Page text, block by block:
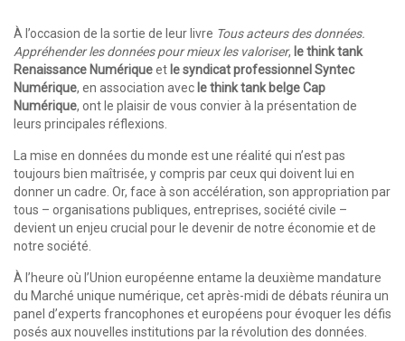
À l’occasion de la sortie de leur livre Tous acteurs des données.
Appréhender les données pour mieux les valoriser, le think tank
Renaissance Numériqueet le syndicat professionnel Syntec
Numérique, en association avec le think tank belgeCap
Numérique, ont le plaisir de vous convier à la présentation de
leurs principales réflexions.
La mise en données du monde est une réalité qui n’est pas
toujours bien maîtrisée, y compris par ceux qui doivent lui en
donner un cadre. Or, face à son accélération, son appropriation par
tous – organisations publiques, entreprises, société civile –
devient un enjeu crucial pour le devenir de notre économie et de
notre société.
À l’heure où l’Union européenne entame la deuxième mandature
du Marché unique numérique, cet après-midi de débats réunira un
panel d’experts francophones et européens pour évoquer les défis
posés aux nouvelles institutions par la révolution des données.